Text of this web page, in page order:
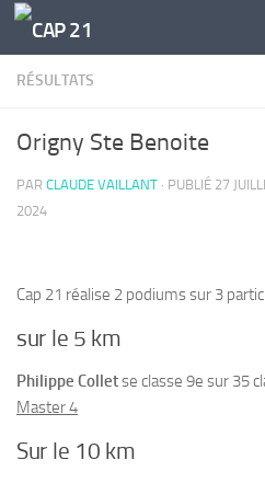
Skip to content
RÉSULTATS
Origny Ste Benoite
PAR CLAUDE VAILLANT · PUBLIÉ 27
2024
Cap 21 réalise 2 podiums sur 3
sur le 5 km
Philippe Colletse classe 9e sur 35
Master 4
Sur le 10 km